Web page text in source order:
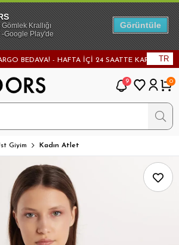
BEDAVA! - HAFTA İÇİ 24 SAATTE KARGODA! -TR
9 0
Giyim Kadın Atlet
Krallığı
-Google Play'de
Görüntüle